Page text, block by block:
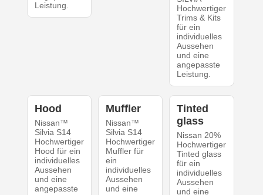
Leistung.
Hochwertiger
Trims & Kits
für ein
individuelles
Aussehen
und eine
angepasste
Leistung.
Hood
Nissan™
Silvia S14
Hochwertiger
Hood für ein
individuelles
Aussehen
und eine
angepasste
Muffler
Nissan™
Silvia S14
Hochwertiger
Muffler für
ein
individuelles
Aussehen
und eine
Tinted
glass
Nissan 20%
Hochwertiger
Tinted glass
für ein
individuelles
Aussehen
und eine